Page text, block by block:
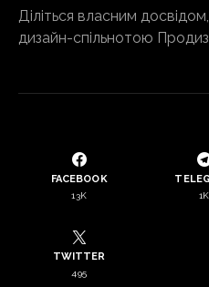
Діліться власним
дизайн-спільнотою
FACEBOOK
13K 1K
TWITTER
495